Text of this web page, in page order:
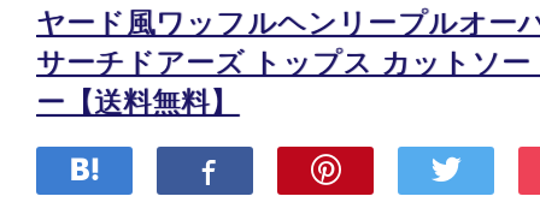
ヤード風ワッフルヘンリープルオー
サーチドアーズ トップス カットソ
ー【送料無料】